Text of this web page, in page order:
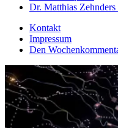
Dr. Matthias
Kontakt
Impressum
Den